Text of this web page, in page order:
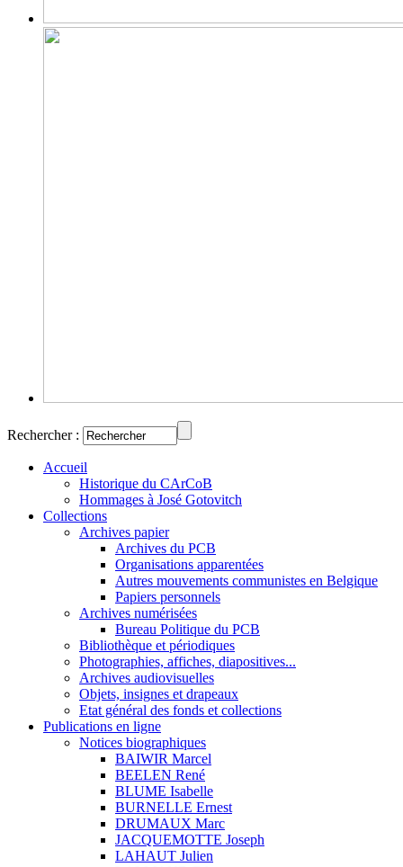
Rechercher :
Accueil
Historique du CArCoB
Hommages à José Gotovitch
Collections
Archives papier
Archives du PCB
Organisations apparentées
Autres mouvements communistes en Belgique
Papiers personnels
Archives numérisées
Bureau Politique du PCB
Bibliothèque et périodiques
Photographies, affiches, diapositives...
Archives audiovisuelles
Objets, insignes et drapeaux
Etat général des fonds et collections
Publications en ligne
Notices biographiques
BAIWIR Marcel
BEELEN René
BLUME Isabelle
BURNELLE Ernest
DRUMAUX Marc
JACQUEMOTTE Joseph
LAHAUT Julien